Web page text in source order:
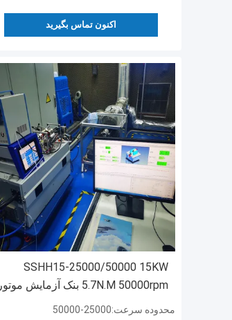
اکنون تماس بگیرید
SSHH15-25000/50000 15KW
5.7N.M 50000rpm بنک آزمایش موتور
هواپیمایی موتور توربوژت
محدوده سرعت:25000-50000